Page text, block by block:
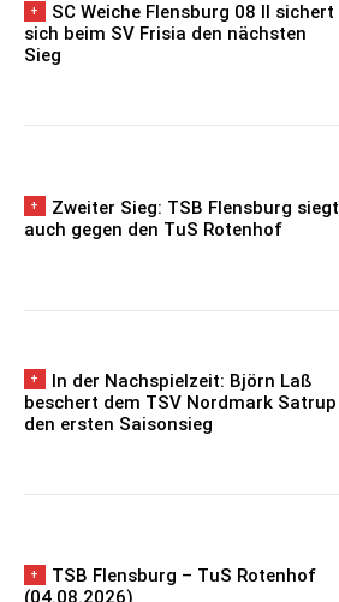
SC Weiche Flensburg 08 II sichert
sich beim SV Frisia den nächsten
Sieg
Zweiter Sieg: TSB Flensburg siegt
auch gegen den TuS Rotenhof
In der Nachspielzeit: Björn Laß
beschert dem TSV Nordmark Satrup
den ersten Saisonsieg
TSB Flensburg – TuS Rotenhof
(04.08.2026)